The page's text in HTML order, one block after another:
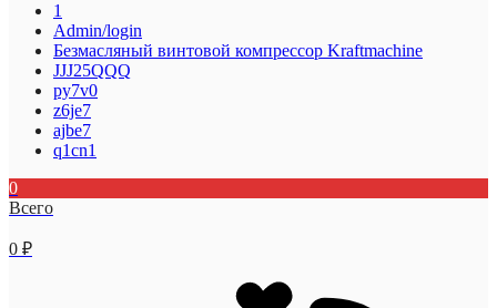
1
Admin/login
Безмасляный винтовой компрессор Kraftmaсhine
JJJ25QQQ
py7v0
z6je7
ajbe7
q1cn1
0
Всего
0 ₽